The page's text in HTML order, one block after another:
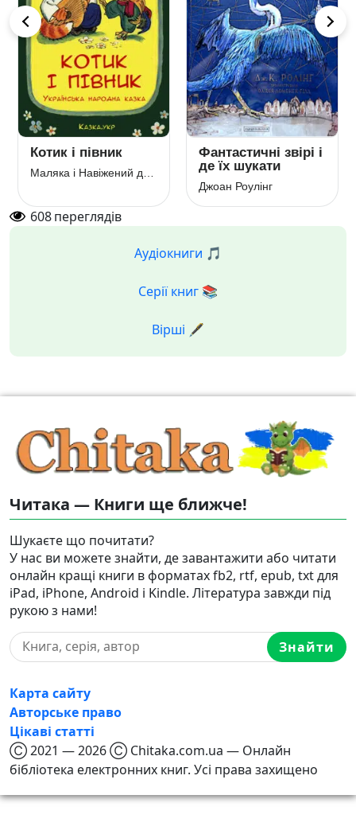
Котик і півник
Фантастичні звірі і
де їх шукати
Джоан Роулінг
608переглядів
Аудіокниги 🎵
Серії книг 📚
Вірші 🖋️
Читака — Книги ще ближче!
Шукаєте що почитати?
У нас ви можете знайти, де завантажити або читати
онлайн кращі книги в форматах fb2, rtf, epub, txt для
iPad, iPhone, Android і Kindle. Література завжди під
рукою з нами!
Знайти
Карта сайту
Авторське право
Цікаві статті
Ⓒ 2021 — 2026 Ⓒ Chitaka.com.ua — Онлайн
бібліотека електронних книг. Усі права захищено